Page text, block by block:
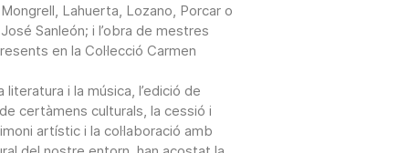
Lahuerta, Lozano, Porcar o
Sanleón; i l’obra de mestres
en la Col·lecció Carmen
literatura i la música, l’edició de
certàmens culturals, la cessió i
artístic i la col·laboració amb